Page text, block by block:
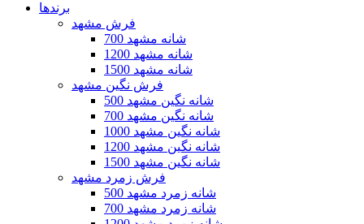
برندها
فرش مشهد
700 شانه مشهد
1200 شانه مشهد
1500 شانه مشهد
فرش نگین مشهد
500 شانه نگین مشهد
700 شانه نگین مشهد
1000 شانه نگین مشهد
1200 شانه نگین مشهد
1500 شانه نگین مشهد
فرش زمرد مشهد
500 شانه زمرد مشهد
700 شانه زمرد مشهد